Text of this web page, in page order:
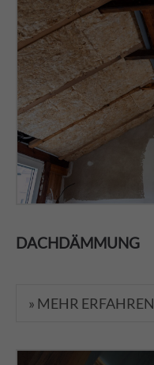
DACHDÄMMUNG
» MEHR ERFAHREN